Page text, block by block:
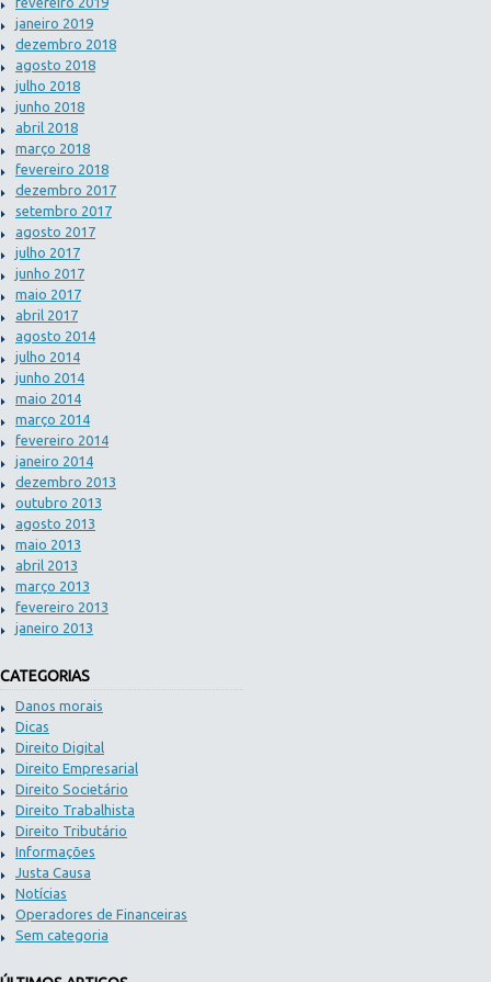
janeiro 2019
dezembro 2018
agosto 2018
julho 2018
junho 2018
abril 2018
março 2018
fevereiro 2018
dezembro 2017
setembro 2017
agosto 2017
julho 2017
junho 2017
maio 2017
abril 2017
agosto 2014
julho 2014
junho 2014
maio 2014
março 2014
fevereiro 2014
janeiro 2014
dezembro 2013
outubro 2013
agosto 2013
maio 2013
abril 2013
março 2013
fevereiro 2013
janeiro 2013
CATEGORIAS
Danos morais
Dicas
Direito Digital
Direito Empresarial
Direito Societário
Direito Trabalhista
Direito Tributário
Informações
Justa Causa
Notícias
Operadores de Financeiras
Sem categoria